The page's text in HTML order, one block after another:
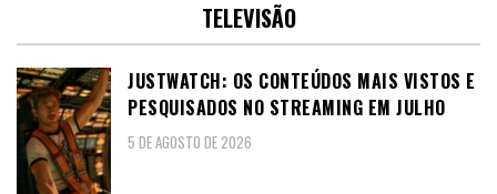
TELEVISÃO
JUSTWATCH: OS CONTEÚDOS MAIS VISTOS E
PESQUISADOS NO STREAMING EM JULHO
5 DE AGOSTO DE 2026